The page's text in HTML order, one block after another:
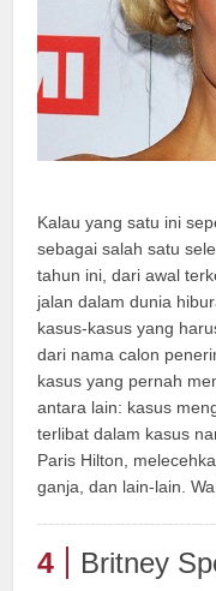
Kalau yang satu ini
sebagai salah satu
tahun ini, dari awal
jalan dalam dunia
kasus-kasus yang
dari nama calon
kasus yang pernah
antara lain: kasus
terlibat dalam kasus
Paris Hilton,
ganja, dan lain-lain.
4 Britney